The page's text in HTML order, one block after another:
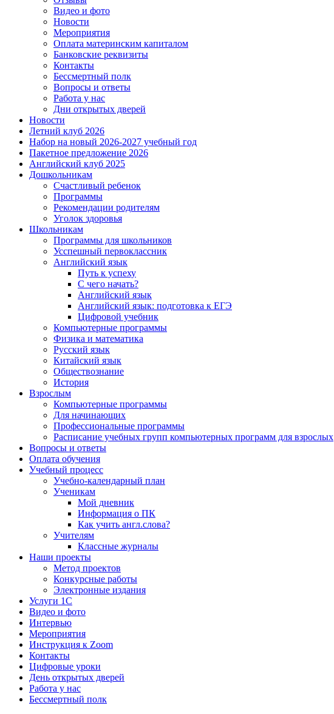
Видео и фото
Новости
Мероприятия
Оплата материнским капиталом
Банковские реквизиты
Контакты
Бессмертный полк
Вопросы и ответы
Работа у нас
Дни открытых дверей
Новости
Летний клуб 2026
Набор на новый 2026-2027 учебный год
Пакетное предложение 2026
Английский клуб 2025
Дошкольникам
Счастливый ребенок
Программы
Рекомендации родителям
Уголок здоровья
Школьникам
Программы для школьников
Усспешный первоклассник
Английский язык
Путь к успеху
С чего начать?
Английский язык
Английский язык: подготовка к ЕГЭ
Цифровой учебник
Компьютерные программы
Физика и математика
Русский язык
Китайский язык
Обществознание
История
Взрослым
Компьютерные программы
Для начинающих
Профессиональные программы
Расписание учебных групп компьютерных программ для взрослых
Вопросы и ответы
Оплата обучения
Учебный процесс
Учебно-календарный план
Ученикам
Мой дневник
Информация о ПК
Как учить англ.слова?
Учителям
Классные журналы
Наши проекты
Метод проектов
Конкурсные работы
Электронные издания
Услуги 1C
Видео и фото
Интервью
Мероприятия
Инструкция к Zoom
Контакты
Цифровые уроки
День открытых дверей
Работа у нас
Бессмертный полк